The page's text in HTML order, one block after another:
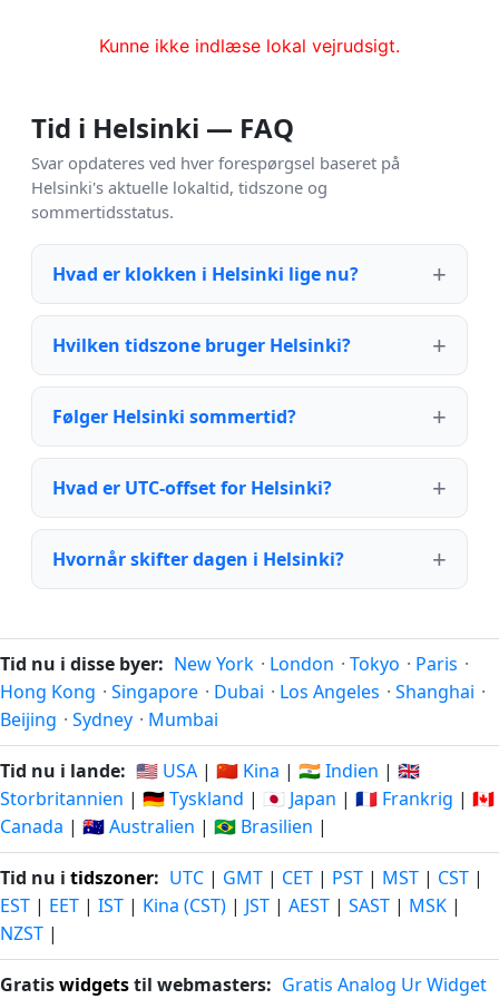
Kunne ikke indlæse lokal vejrudsigt.
Tid i Helsinki — FAQ
Svar opdateres ved hver forespørgsel baseret på
Helsinki's aktuelle lokaltid, tidszone og
sommertidsstatus.
Hvad er klokken i Helsinki lige nu?
Hvilken tidszone bruger Helsinki?
Følger Helsinki sommertid?
Hvad er UTC-offset for Helsinki?
Hvornår skifter dagen i Helsinki?
Tid nu i disse byer: New York · London · Tokyo · Paris ·
Hong Kong · Singapore · Dubai · Los Angeles · Shanghai ·
Beijing · Sydney · Mumbai
Tid nu i lande: 🇺🇸 USA | 🇨🇳 Kina | 🇮🇳 Indien | 🇬🇧
Storbritannien | 🇩🇪 Tyskland | 🇯🇵 Japan | 🇫🇷 Frankrig | 🇨🇦
Canada | 🇦🇺 Australien | 🇧🇷 Brasilien |
Tid nu i tidszoner: UTC | GMT | CET | PST | MST | CST |
EST | EET | IST | Kina (CST) | JST | AEST | SAST | MSK |
NZST |
Gratiswidgetstil webmasters: Gratis Analog Ur Widget